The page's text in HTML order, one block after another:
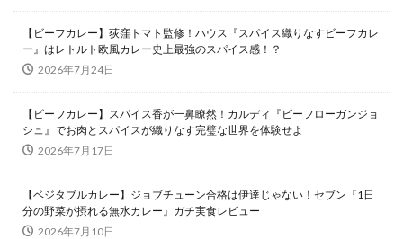
【ビーフカレー】荻窪トマト監修！ハウス『スパイス織りなすビーフカレ
ー』はレトルト欧風カレー史上最強のスパイス感！？
2026年7月24日
【ビーフカレー】スパイス香が一鼻瞭然！カルディ『ビーフローガンジョ
シュ』でお肉とスパイスが織りなす完璧な世界を体験せよ
2026年7月17日
【ベジタブルカレー】ジョブチューン合格は伊達じゃない！セブン『1日
分の野菜が摂れる無水カレー』ガチ実食レビュー
2026年7月10日